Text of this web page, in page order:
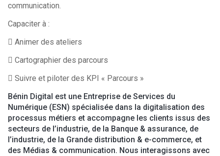
communication.
Capaciter à :
 Animer des ateliers
 Cartographier des parcours
 Suivre et piloter des KPI « Parcours »
Bénin Digital est une Entreprise de Services du
Numérique (ESN) spécialisée dans la digitalisation des
processus métiers et accompagne les clients issus des
secteurs de l’industrie, de la Banque & assurance, de
l’industrie, de la Grande distribution & e-commerce, et
des Médias & communication. Nous interagissons avec